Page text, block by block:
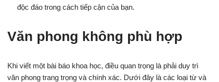
độc đáo trong cách tiếp cận của bạn.
Văn phong không phù hợp
Khi viết một bài báo khoa học, điều quan trọng là phải duy trì
văn phong trang trọng và chính xác. Dưới đây là các loại từ và